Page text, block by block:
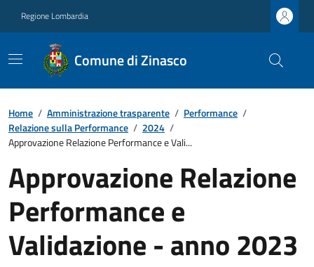
Regione Lombardia
Comune di Zinasco
Home / Amministrazione trasparente / Performance /
Relazione sulla Performance / 2024 /
Approvazione Relazione Performance e Vali...
Approvazione Relazione
Performance e
Validazione - anno 2023